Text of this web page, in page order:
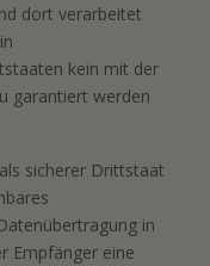
dort verarbeitet
kein mit der
garantiert werden
sicherer Drittstaat
in
Empfänger eine